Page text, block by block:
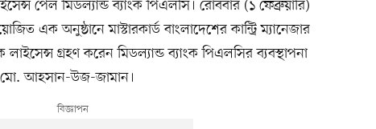
পেল মিডল্যান্ড ব্যাংক পিএলসি। রোববার (১ ফেব্রুয়ারি)
এক অনুষ্ঠানে মাস্টারকার্ড বাংলাদেশের কান্ট্রি ম্যানেজার
গ্রহণ করেন মিডল্যান্ড ব্যাংক পিএলসির ব্যবস্থাপনা
মো. আহসান-উজ-জামান।